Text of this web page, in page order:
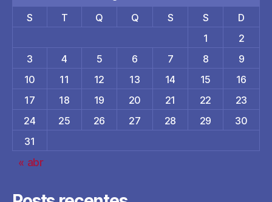
S
T Q Q S S
D
1
2
3
4 5 6 7 8
9
10
11 12 13 14 15
16
17
18 19 20 21 22
23
24
25 26 27 28 29
30
31
« abr